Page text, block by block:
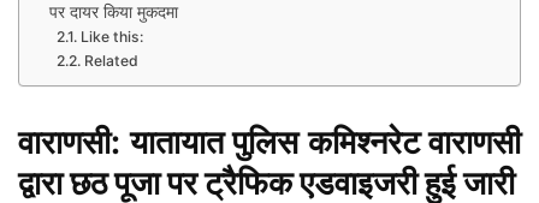
पर दायर किया मुकदमा
Like this:
Related
वाराणसी: यातायात पुलिस कमिश्नरेट वाराणसी
द्वारा छठ पूजा पर ट्रैफिक एडवाइजरी हुई जारी